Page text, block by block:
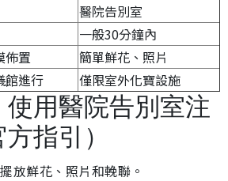
醫院告別室
一般30分鐘內
佈置 簡單鮮花、照片
館進行 僅限室外化寶設施
用醫院告別室注
指引）
放鮮花、照片和輓聯。